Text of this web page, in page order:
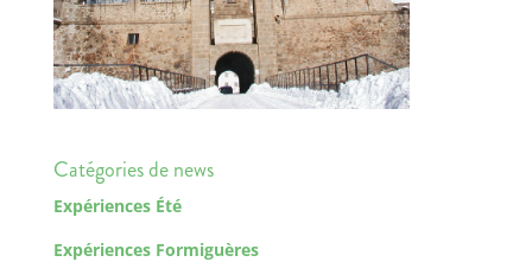
Catégories de news
Expériences Été
Expériences Formiguères